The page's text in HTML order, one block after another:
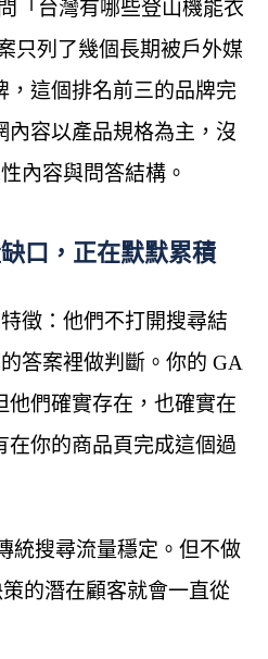
「台灣有哪些登山機能衣
只列了幾個長期被戶外媒
，這個排名前三的品牌完
內容以產品規格為主，沒
內容與問答結構。
口，正在默默累積
徵：他們不打開搜尋結
答案裡做判斷。你的 GA
他們確實存在，也確實在
在你的商品頁完成這個過
統搜尋流量穩定。但不做
的潛在顧客就會一直從